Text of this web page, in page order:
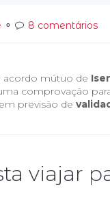
⚬ 8 comentários
acordo mútuo de
comprovação
previsão de
viajar